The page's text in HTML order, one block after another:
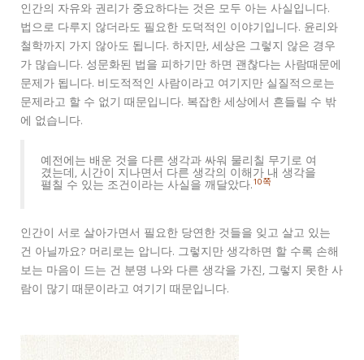
인간의 자유와 권리가 중요하다는 것은 모두 아는 사실입니다.
법으로 다루지 않더라도 필요한 도덕적인 이야기입니다. 윤리와
철학까지 가지 않아도 됩니다. 하지만, 세상은 그렇지 않은 경우
가 많습니다. 성문화된 법을 피하기만 하면 괜찮다는 사람때문에
문제가 됩니다. 비도적적인 사람이라고 여기지만 실질적으로는
문제라고 할 수 없기 때문입니다. 복잡한 세상에서 흔들릴 수 밖
에 없습니다.
예전에는 배운 것을 다른 생각과 싸워 물리칠 무기로 여
겼는데, 시간이 지나면서 다른 생각의 이해가 내 생각을
펼칠 수 있는 조건이라는 사실을 깨달았다.10쪽
인간이 서로 살아가면서 필요한 당연한 것들을 잊고 살고 있는
건 아닐까요? 머리로는 압니다. 그렇지만 생각하면 할 수록 손해
보는 마음이 드는 건 분명 나와 다른 생각을 가진, 그렇지 못한 사
람이 많기 때문이라고 여기기 때문입니다.